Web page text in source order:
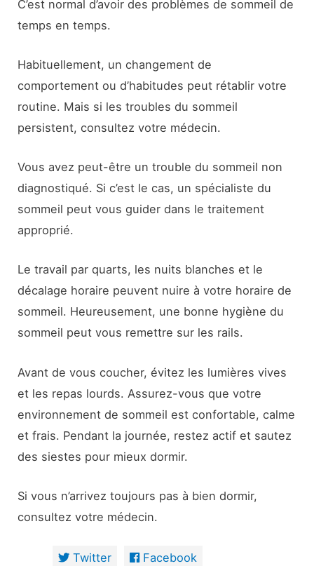
C’est normal d’avoir des problèmes de sommeil de
temps en temps.
Habituellement, un changement de
comportement ou d’habitudes peut rétablir votre
routine. Mais si les troubles du sommeil
persistent, consultez votre médecin.
Vous avez peut-être un trouble du sommeil non
diagnostiqué. Si c’est le cas, un spécialiste du
sommeil peut vous guider dans le traitement
approprié.
Le travail par quarts, les nuits blanches et le
décalage horaire peuvent nuire à votre horaire de
sommeil. Heureusement, une bonne hygiène du
sommeil peut vous remettre sur les rails.
Avant de vous coucher, évitez les lumières vives
et les repas lourds. Assurez-vous que votre
environnement de sommeil est confortable, calme
et frais. Pendant la journée, restez actif et sautez
des siestes pour mieux dormir.
Si vous n’arrivez toujours pas à bien dormir,
consultez votre médecin.
Twitter Facebook